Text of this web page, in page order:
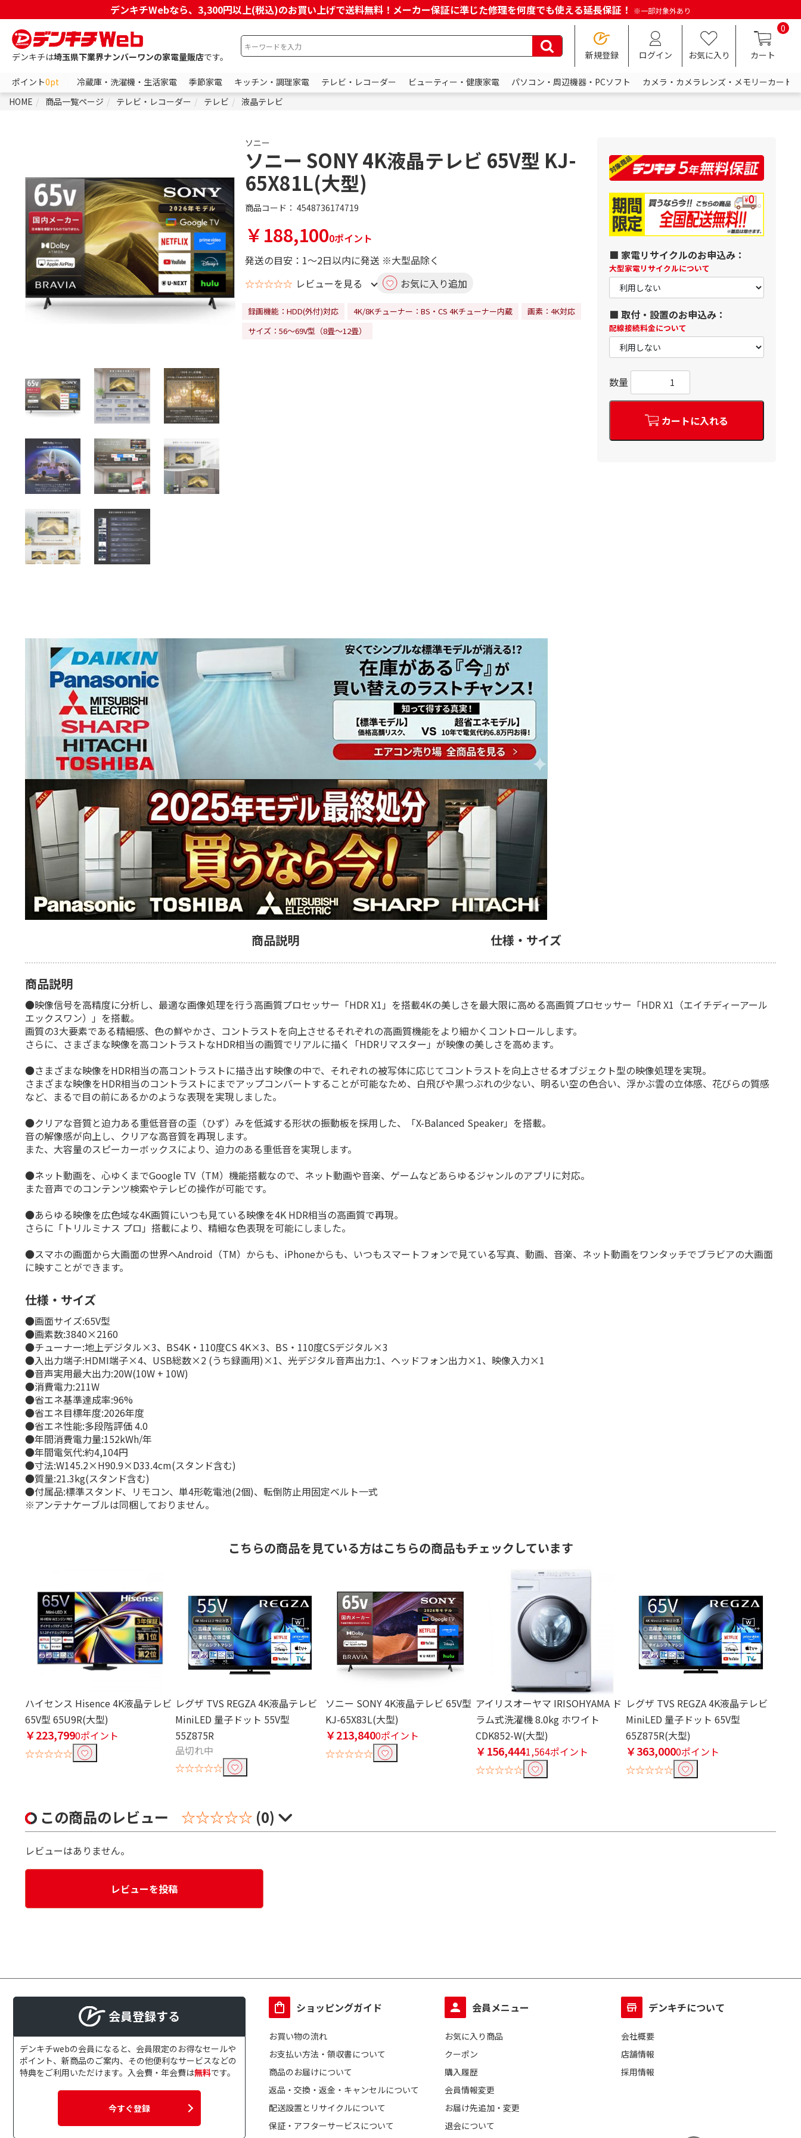
デンキチWebなら、3,300円以上(税込)のお買い上げで送料無料！メーカー保証に準じた修理を何度でも使える延長保証！ ※一部対象外あり
デンキチは埼玉県下業界ナンバーワンの家電量販店です。 新規登録 ログイン お気に入り
0
カート
ポイント0pt 冷蔵庫・洗濯機・生活家電 季節家電 キッチン・調理家電 テレビ・レコーダー ビューティー・健康家電 パソコン・周辺機器・PCソフト
カメラ・カメラレンズ・メモリーカード
HOME
商品一覧ページ テレビ・レコーダー テレビ 液晶テレビ
ソニー
ソニー SONY 4K液晶テレビ 65V型 KJ-
65X81L(大型)
商品コード： 4548736174719
￥188,1000ポイント
発送の目安：1～2日以内に発送 ※大型品除く
☆☆☆☆☆ レビューを見る お気に入り追加
録画機能：HDD(外付)対応 4K/8Kチューナー：BS・CS 4Kチューナー内蔵
画素：4K対応
サイズ：56～69V型（8畳～12畳）
■ 家電リサイクルのお申込み：
大型家電リサイクルについて
■ 取付・設置のお申込み：
配線接続料金について
数量
カートに入れる
商品説明 仕様・サイズ
商品説明
●映像信号を高精度に分析し、最適な画像処理を行う高画質プロセッサー「HDR X1」を搭載4Kの美しさを最大限に高める高画質プロセッサー「HDR X1（エイチディーアール
エックスワン）」を搭載。
画質の3大要素である精細感、色の鮮やかさ、コントラストを向上させるそれぞれの高画質機能をより細かくコントロールします。
さらに、さまざまな映像を高コントラストなHDR相当の画質でリアルに描く「HDRリマスター」が映像の美しさを高めます。
●さまざまな映像をHDR相当の高コントラストに描き出す映像の中で、それぞれの被写体に応じてコントラストを向上させるオブジェクト型の映像処理を実現。
さまざまな映像をHDR相当のコントラストにまでアップコンバートすることが可能なため、白飛びや黒つぶれの少ない、明るい空の色合い、浮かぶ雲の立体感、花びらの質感
など、まるで目の前にあるかのような表現を実現しました。
●クリアな音質と迫力ある重低音音の歪（ひず）みを低減する形状の振動板を採用した、「X-Balanced Speaker」を搭載。
音の解像感が向上し、クリアな高音質を再現します。
また、大容量のスピーカーボックスにより、迫力のある重低音を実現します。
●ネット動画を、心ゆくまでGoogle TV（TM）機能搭載なので、ネット動画や音楽、ゲームなどあらゆるジャンルのアプリに対応。
また音声でのコンテンツ検索やテレビの操作が可能です。
●あらゆる映像を広色域な4K画質にいつも見ている映像を4K HDR相当の高画質で再現。
さらに「トリルミナス プロ」搭載により、精細な色表現を可能にしました。
●スマホの画面から大画面の世界へAndroid（TM）からも、iPhoneからも、いつもスマートフォンで見ている写真、動画、音楽、ネット動画をワンタッチでブラビアの大画面
に映すことができます。
仕様・サイズ
●画面サイズ:65V型
●画素数:3840×2160
●チューナー:地上デジタル×3、BS4K・110度CS 4K×3、BS・110度CSデジタル×3
●入出力端子:HDMI端子×4、USB総数×2 (うち録画用)×1、光デジタル音声出力:1、ヘッドフォン出力×1、映像入力×1
●音声実用最大出力:20W(10W + 10W)
●消費電力:211W
●省エネ基準達成率:96%
●省エネ目標年度:2026年度
●省エネ性能:多段階評価 4.0
●年間消費電力量:152kWh/年
●年間電気代:約4,104円
●寸法:W145.2×H90.9×D33.4cm(スタンド含む)
●質量:21.3kg(スタンド含む)
●付属品:標準スタンド、リモコン、単4形乾電池(2個)、転倒防止用固定ベルト一式
※アンテナケーブルは同梱しておりません。
こちらの商品を見ている方はこちらの商品もチェックしています
ハイセンス Hisence 4K液晶テレビ
65V型 65U9R(大型)
￥223,7990ポイント
☆☆☆☆☆
レグザ TVS REGZA 4K液晶テレビ
MiniLED 量子ドット 55V型
55Z875R
品切れ中
☆☆☆☆☆
ソニー SONY 4K液晶テレビ 65V型
KJ-65X83L(大型)
￥213,8400ポイント
☆☆☆☆☆
アイリスオーヤマ IRISOHYAMA ド
ラム式洗濯機 8.0kg ホワイト
CDK852-W(大型)
￥156,4441,564ポイント
☆☆☆☆☆
レグザ TVS REGZA 4K液晶テレビ
MiniLED 量子ドット 65V型
65Z875R(大型)
￥363,0000ポイント
☆☆☆☆☆
この商品のレビュー ☆☆☆☆☆ (0)
レビューはありません。
レビューを投稿
会員登録する
デンキチwebの会員になると、会員限定のお得なセールや
ポイント、新商品のご案内、その他便利なサービスなどの
特典をご利用いただけます。入会費・年会費は無料です。
今すぐ登録
ショッピングガイド
お買い物の流れ
お支払い方法・領収書について
商品のお届けについて
返品・交換・返金・キャンセルについて
配送設置とリサイクルについて
保証・アフターサービスについて
会員メニュー
お気に入り商品
クーポン
購入履歴
会員情報変更
お届け先追加・変更
退会について
デンキチについて
会社概要
店舗情報
採用情報